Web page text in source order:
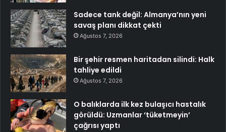
Sadece tank değil: Almanya’nın yeni
savaş planı dikkat çekti
Ağustos 7, 2026
Bir şehir resmen haritadan silindi: Halk
tahliye edildi
Ağustos 7, 2026
O balıklarda ilk kez bulaşıcı hastalık
görüldü: Uzmanlar ‘tüketmeyin’
çağrısı yaptı